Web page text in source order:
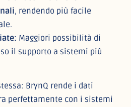
, rendendo più facile
Maggiori possibilità di
il supporto a sistemi più
BrynQ rende i dati
perfettamente con i sistemi